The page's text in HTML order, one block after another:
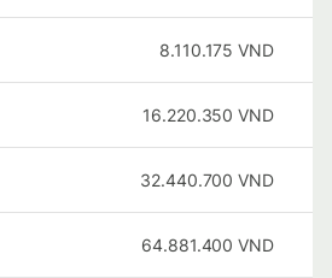
8.110.175 VND
16.220.350 VND
32.440.700 VND
64.881.400 VND